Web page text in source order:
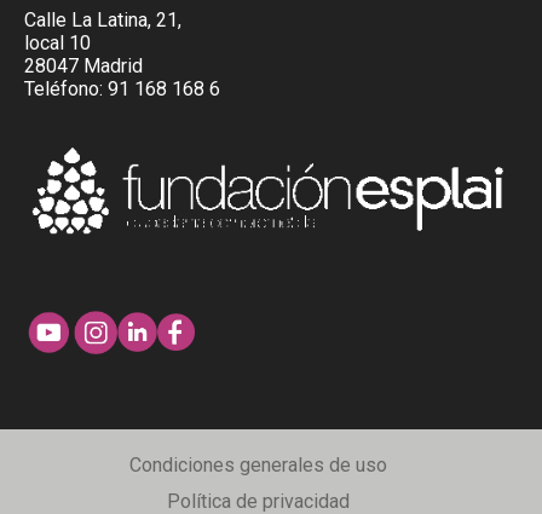
Calle La Latina, 21,
local 10
28047 Madrid
Teléfono: 91 168 168 6
Condiciones generales de uso
Política de privacidad